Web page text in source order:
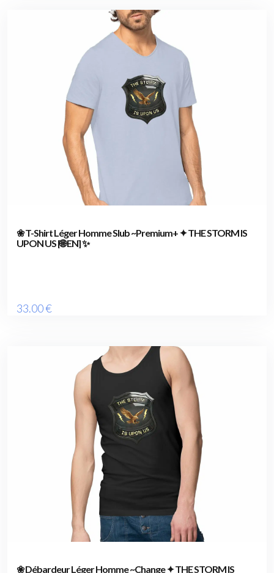
❀ T-Shirt Léger Homme Slub ~Premium+ ✦ THE STORM IS
UPON US [🌐 EN] ✨
33.00€
❀ Débardeur Léger Homme ~Change ✦ THE STORM IS